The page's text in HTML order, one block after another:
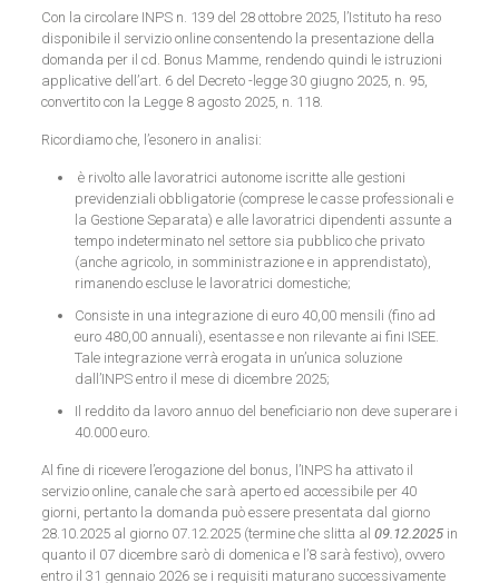
Con la circolare INPS n. 139 del 28 ottobre 2025, l’Istituto ha reso
disponibile il servizio online consentendo la presentazione della
domanda per il cd. Bonus Mamme, rendendo quindi le istruzioni
applicative dell’art. 6 del Decreto -legge 30 giugno 2025, n. 95,
convertito con la Legge 8 agosto 2025, n. 118.
Ricordiamo che, l’esonero in analisi:
è rivolto alle lavoratrici autonome iscritte alle gestioni
previdenziali obbligatorie (comprese le casse professionali e
la Gestione Separata) e alle lavoratrici dipendenti assunte a
tempo indeterminato nel settore sia pubblico che privato
(anche agricolo, in somministrazione e in apprendistato),
rimanendo escluse le lavoratrici domestiche;
Consiste in una integrazione di euro 40,00 mensili (fino ad
euro 480,00 annuali), esentasse e non rilevante ai fini ISEE.
Tale integrazione verrà erogata in un’unica soluzione
dall’INPS entro il mese di dicembre 2025;
Il reddito da lavoro annuo del beneficiario non deve superare i
40.000 euro.
Al fine di ricevere l’erogazione del bonus, l’INPS ha attivato il
servizio online, canale che sarà aperto ed accessibile per 40
giorni, pertanto la domanda può essere presentata dal giorno
28.10.2025 al giorno 07.12.2025 (termine che slitta al 09.12.2025in
quanto il 07 dicembre sarò di domenica e l’8 sarà festivo), ovvero
entro il 31 gennaio 2026 se i requisiti maturano successivamente